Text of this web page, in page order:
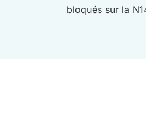
bloqués sur la